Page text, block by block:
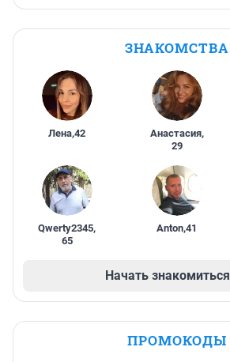
ЗНАКОМСТВА
Лена,42 Анастасия,
29
Qwerty2345,
65
Anton,41
Начать знакомиться
ПРОМОКОДЫ